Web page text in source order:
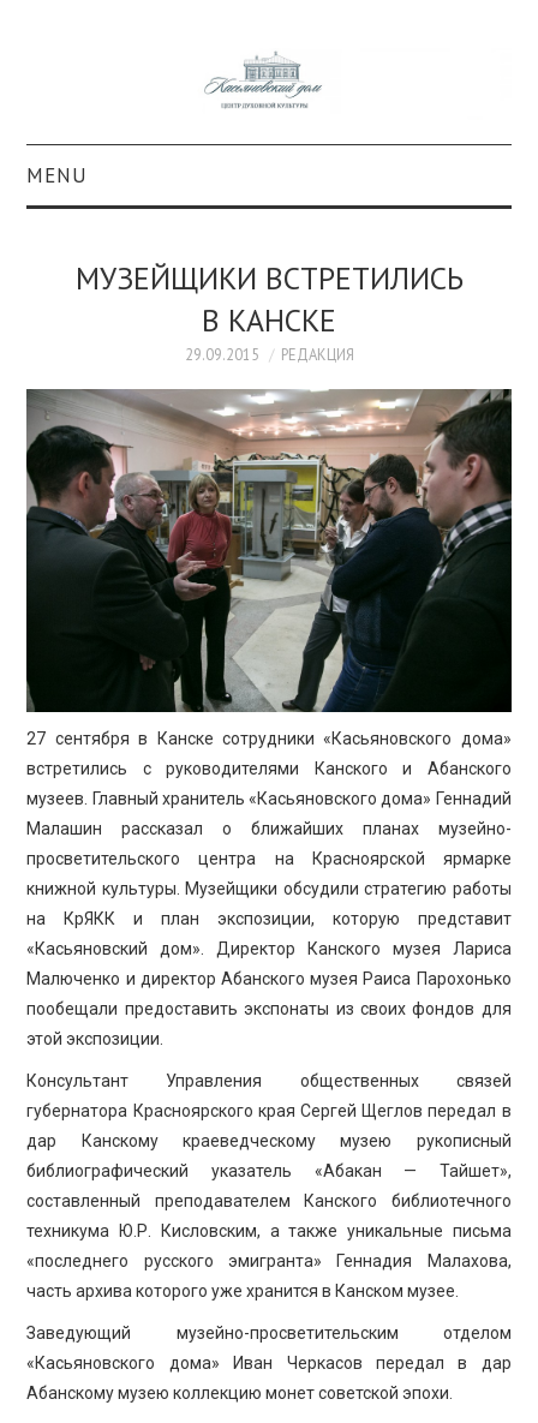
MENU
КОЛЛЕКЦИИ
КУЛЬТУРА
ОБРАЗОВАНИЕ
ПРОСВЕЩЕНИЕ
МУЗЕЙЩИКИ ВСТРЕТИЛИСЬ
В КАНСКЕ
29.09.2015 РЕДАКЦИЯ
27 сентября в Канске сотрудники «Касьяновского дома»
встретились с руководителями Канского и Абанского
музеев. Главный хранитель «Касьяновского дома» Геннадий
Малашин рассказал о ближайших планах музейно-
просветительского центра на Красноярской ярмарке
книжной культуры. Музейщики обсудили стратегию работы
на КрЯКК и план экспозиции, которую представит
«Касьяновский дом». Директор Канского музея Лариса
Малюченко и директор Абанского музея Раиса Парохонько
пообещали предоставить экспонаты из своих фондов для
этой экспозиции.
Консультант Управления общественных связей
губернатора Красноярского края Сергей Щеглов передал в
дар Канскому краеведческому музею рукописный
библиографический указатель «Абакан — Тайшет»,
составленный преподавателем Канского библиотечного
техникума Ю.Р. Кисловским, а также уникальные письма
«последнего русского эмигранта» Геннадия Малахова,
часть архива которого уже хранится в Канском музее.
Заведующий музейно-просветительским отделом
«Касьяновского дома» Иван Черкасов передал в дар
Абанскому музею коллекцию монет советской эпохи.